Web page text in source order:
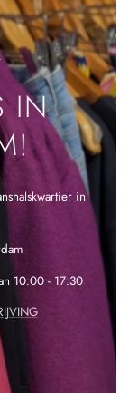
IN
in
10:00 - 17:30